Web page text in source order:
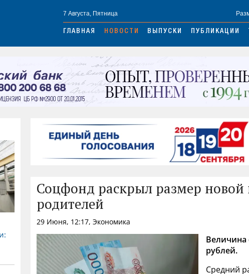
7 Августа, Пятница
ГЛАВНАЯ НОВОСТИ ВЫПУСКИ ПУБЛИКАЦИИ
Соцфонд раскрыл размер новой
родителей
29 Июня, 12:17, Экономика
Величина
рублей.
Средний